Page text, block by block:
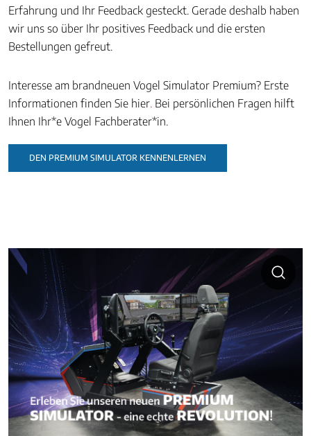
Erfahrung und Ihr Feedback gesteckt. Gerade deshalb haben
wir uns so über Ihr positives Feedback und die ersten
Bestellungen gefreut.
Interesse am brandneuen Vogel Simulator Premium? Erste
Informationen finden Sie hier. Bei persönlichen Fragen hilft
Ihnen Ihr*e Vogel Fachberater*in.
DEN PREMIUM SIMULATOR KENNENLERNEN